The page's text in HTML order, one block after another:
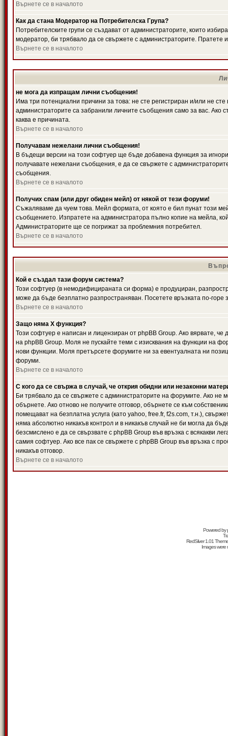
Върнете се в началото
Как да стана Модератор на Потребителска Група?
Потребителските групи се създават от администраторите, които
модератор, би трябвало да се свържете с администраторите.
Върнете се в началото
не мога да изпращам лични съобщения!
Има три потенциални причини за това: не сте регистриран и/или не
администраторите са забранили личните съобщения само за вас. Ако
каква е причината.
Върнете се в началото
Получавам нежелани лични съобщения!
В бъдещи версии на този софтуер ще бъде добавена функция за
получавате нежелани съобщения, е да се свържете с
съобщения.
Върнете се в началото
Получих спам (или друг обиден мейл) от някой от тези форуми!
Съжаляваме да чуем това. Мейл формата, от която е бил пунат този
съобщението. Изпратете на администратора пълно копие на мейла,
Администраторите ще се погрижат за проблемния потребител.
Върнете се в началото
Кой е създал тази форум система?
Този софтуер (в немодифицираната си форма) е продуциран,
може да бъде безплатно разпространяван. Посетете връзката по-горе
Върнете се в началото
Защо няма X функция?
Този софтуер е написан и лицензиран от phpBB Group. Ако вярвате,
на phpBB Group. Моля не пускайте теми с изисквания на функции на
нови функции. Моля претърсете форумите ни за евентуалната ни
форуми.
Върнете се в началото
С кого да се свържа в случай, че открия обидни или незаконни
Би трябвало да се свържете с администраторите на форумите. Ако не
обърнете. Ако отново не получите отговор, обърнете се към
помещават на безплатна услуга (като yahoo, free.fr, f2s.com, т.н.),
няма абсолютно никакъв контрол и в никакъв случай не би могла да
безсмислено е да се свързвате с phpBB Group във връзка с всякакви
самия софтуер. Ако все пак се свържете с phpBB Group във връзка с
никакъв отговор.
Върнете се в началото
Powered by
RedSilver 1.01
Images were